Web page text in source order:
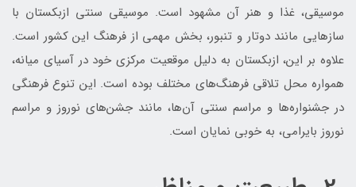
موسیقی، غذا و هنر آن مشهود است. موسیقی سنتی ازبکستان با
سازهایی مانند دوتار و تنبور، بخش مهمی از فرهنگ این کشور است.
علاوه بر این، ازبکستان به دلیل موقعیت مرکزی خود در آسیای میانه،
همواره محل تلاقی فرهنگ‌های مختلف بوده است. این تنوع فرهنگی
در جشنواره‌ها و مراسم سنتی آن‌ها، مانند جشن‌های نوروز و مراسم
نوروز بایرامی، به خوبی نمایان است.